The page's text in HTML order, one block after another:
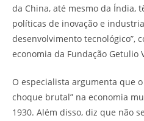
da China, até mesmo da Índia,
políticas de inovação e
desenvolvimento tecnológico”,
economia da Fundação Getulio
O especialista argumenta que
choque brutal” na economia
1930. Além disso, diz que não